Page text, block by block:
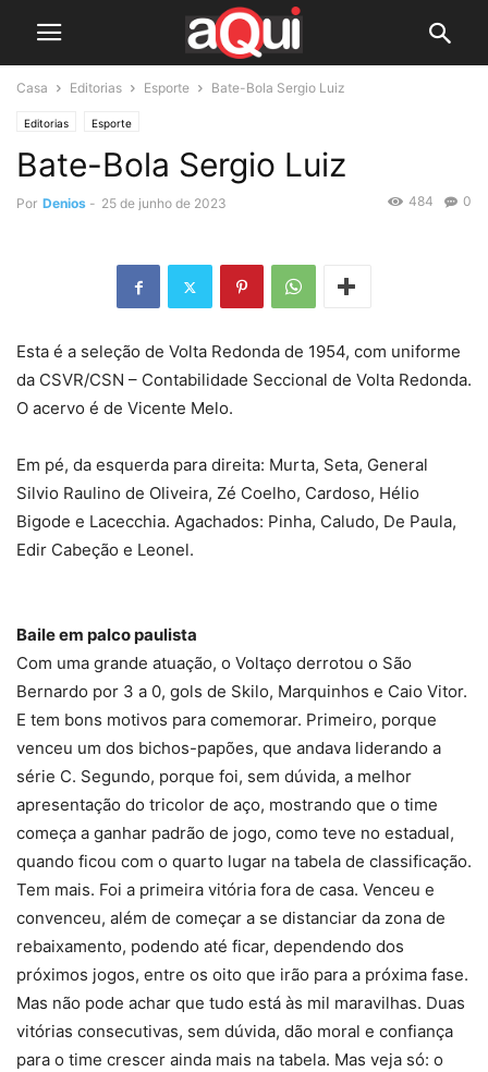
Casa Editorias Esporte Bate-Bola Sergio Luiz
Editorias Esporte
Bate-Bola Sergio Luiz
Por Denios - 25 de junho de 2023 0
484
Esta é a seleção de Volta Redonda de 1954, com uniforme
da CSVR/CSN – Contabilidade Seccional de Volta Redonda.
O acervo é de Vicente Melo.
Em pé, da esquerda para direita: Murta, Seta, General
Silvio Raulino de Oliveira, Zé Coelho, Cardoso, Hélio
Bigode e Lacecchia. Agachados: Pinha, Caludo, De Paula,
Edir Cabeção e Leonel.
Baile em palco paulista
Com uma grande atuação, o Voltaço derrotou o São
Bernardo por 3 a 0, gols de Skilo, Marquinhos e Caio Vitor.
E tem bons motivos para comemorar. Primeiro, porque
venceu um dos bichos-papões, que andava liderando a
série C. Segundo, porque foi, sem dúvida, a melhor
apresentação do tricolor de aço, mostrando que o time
começa a ganhar padrão de jogo, como teve no estadual,
quando ficou com o quarto lugar na tabela de classificação.
Tem mais. Foi a primeira vitória fora de casa. Venceu e
convenceu, além de começar a se distanciar da zona de
rebaixamento, podendo até ficar, dependendo dos
próximos jogos, entre os oito que irão para a próxima fase.
Mas não pode achar que tudo está às mil maravilhas. Duas
vitórias consecutivas, sem dúvida, dão moral e confiança
para o time crescer ainda mais na tabela. Mas veja só: o